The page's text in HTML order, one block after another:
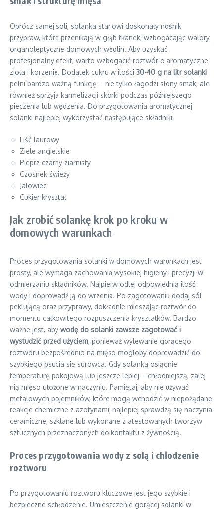
Oprócz samej soli, solanka stanowi doskonały nośnik
przypraw, które przenikają w głąb tkanek, wzbogacając walory
organoleptyczne domowych wędlin. Aby uzyskać
profesjonalny efekt, warto wzbogacić roztwór o aromatyczne
zioła i korzenie. Dodatek cukru w ilości 30-40 g na litr solanki
pełni bardzo ważną funkcję – nie tylko łagodzi słony smak, ale
również sprzyja karmelizacji skórki podczas późniejszego
pieczenia lub wędzenia. Do przygotowania aromatycznej
solanki najlepiej wykorzystać następujące składniki:
Liść laurowy
Ziele angielskie
Pieprz czarny ziarnisty
Czosnek świeży
Jałowiec
Cukier kryształ
Jak zrobić solankę krok po kroku w
domowych warunkach
Proces przygotowania solanki w domowych warunkach jest
prosty, ale wymaga zachowania wysokiej higieny i precyzji w
odmierzaniu składników. Najpierw odlej odpowiednią ilość
wody i doprowadź ją do wrzenia. Po zagotowaniu dodaj sól
peklującą oraz przyprawy, dokładnie mieszając roztwór do
momentu całkowitego rozpuszczenia kryształków. Bardzo
ważne jest, aby wodę do solanki zawsze zagotować i
wystudzić przed użyciem, ponieważ wylewanie gorącego
roztworu bezpośrednio na mięso mogłoby doprowadzić do
szybkiego psucia się surowca. Gdy solanka osiągnie
temperaturę pokojową lub jeszcze lepiej – chłodniejszą, zalej
nią mięso ułożone w naczyniu. Pamiętaj, aby nie używać
metalowych pojemników, które mogą wchodzić w niepożądane
reakcje chemiczne z azotynami; najlepiej sprawdzą się naczynia
ceramiczne, szklane lub wykonane z atestowanych tworzyw
sztucznych przeznaczonych do kontaktu z żywnością.
Proces przygotowania wody z solą i chłodzenie
roztworu
Po przygotowaniu roztworu kluczowe jest jego szybkie i
bezpieczne schłodzenie. Umieszczenie gorącej solanki w